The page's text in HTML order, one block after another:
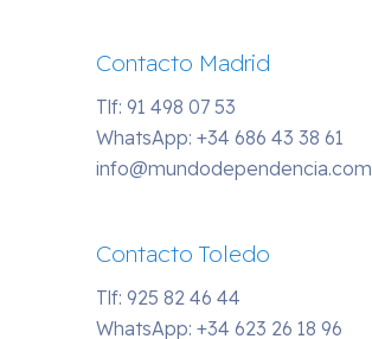
Contacto Madrid
Tlf: 91 498 07 53
WhatsApp:+34 686 43 38 61
info@mundodependencia.com
Contacto Toledo
Tlf: 925 82 46 44
WhatsApp:+34 623 26 18 96